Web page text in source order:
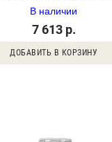
В наличии
7 613 р.
ДОБАВИТЬ В КОРЗИНУ